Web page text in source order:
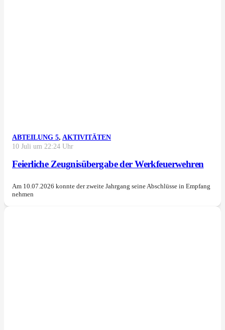
ABTEILUNG 5, AKTIVITÄTEN
10 Juli um 22:24 Uhr
Feierliche Zeugnisübergabe der Werkfeuerwehren
Am 10.07.2026 konnte der zweite Jahrgang seine Abschlüsse in Empfang
nehmen